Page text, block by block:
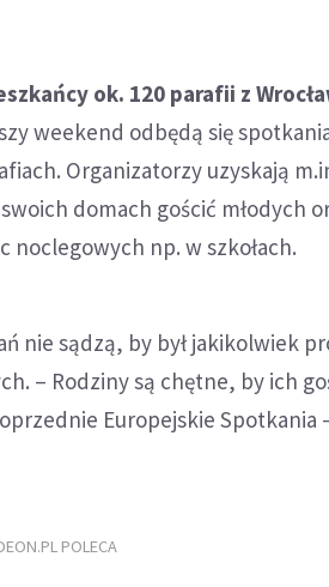
ok. 120 parafii z
weekend odbędą się
Organizatorzy uzyskają
domach gościć młodych
np. w szkołach.
nie sądzą, by był jakikolwiek
– Rodziny są chętne, by ich
Europejskie Spotkania
POLECA